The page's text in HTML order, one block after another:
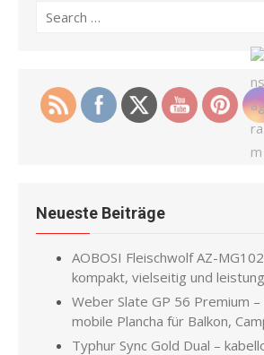
Search
Neueste Beiträge
AOBOSI Fleischwolf AZ-
kompakt, vielseitig und
Weber Slate GP 56 Premium
mobile Plancha für Balkon,
Typhur Sync Gold Dual –